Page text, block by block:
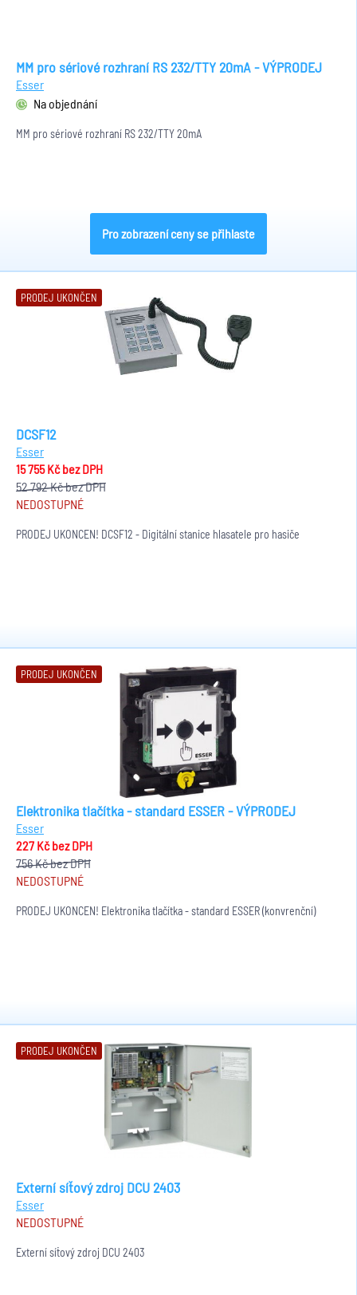
MM pro sériové rozhraní RS 232/TTY 20mA - VÝPRODEJ
Esser
Na objednání
MM pro sériové rozhraní RS 232/TTY 20mA
Pro zobrazení ceny se přihlaste
PRODEJ UKONČEN
DCSF12
Esser
15 755 Kčbez DPH
52 792 Kčbez DPH
NEDOSTUPNÉ
PRODEJ UKONČEN! DCSF12 - Digitální stanice hlasatele pro hasiče
PRODEJ UKONČEN
Elektronika tlačítka - standard ESSER - VÝPRODEJ
Esser
227 Kčbez DPH
756 Kčbez DPH
NEDOSTUPNÉ
PRODEJ UKONČEN! Elektronika tlačítka - standard ESSER (konvrenční)
PRODEJ UKONČEN
Externí síťový zdroj DCU 2403
Esser
NEDOSTUPNÉ
Externí síťový zdroj DCU 2403